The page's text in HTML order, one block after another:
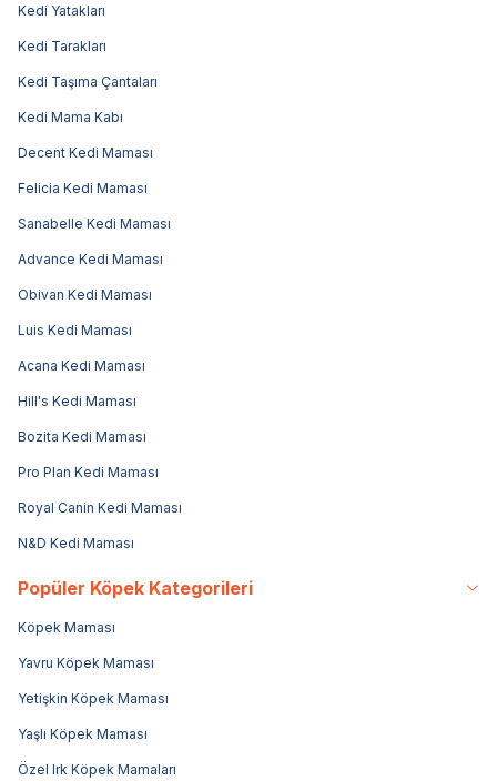
Kedi Yatakları
Kedi Tarakları
Kedi Taşıma Çantaları
Kedi Mama Kabı
Decent Kedi Maması
Felicia Kedi Maması
Sanabelle Kedi Maması
Advance Kedi Maması
Obivan Kedi Maması
Luis Kedi Maması
Acana Kedi Maması
Hill's Kedi Maması
Bozita Kedi Maması
Pro Plan Kedi Maması
Royal Canin Kedi Maması
N&D Kedi Maması
Popüler Köpek Kategorileri
Köpek Maması
Yavru Köpek Maması
Yetişkin Köpek Maması
Yaşlı Köpek Maması
Özel Irk Köpek Mamaları